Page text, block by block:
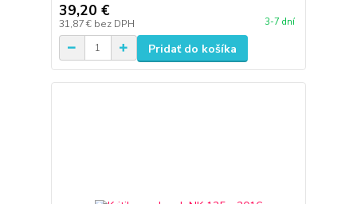
39,20 €
31,87 € bez DPH 3-7 dní
Pridať do košíka